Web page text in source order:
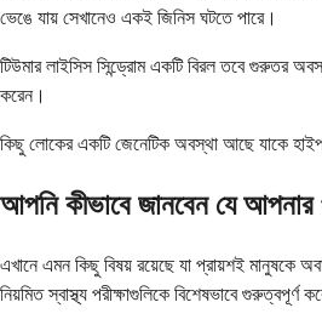
ভেঙে যায় সেখানেও একই জিনিস ঘটতে পারে।
টিউমার লাইসিস সিন্ড্রোম একটি বিরল তবে গুরুতর
করেন।
কিছু লোকের একটি জেনেটিক অবস্থা আছে যাকে
আপনি কীভাবে জানবেন যে আপনার
এখানে এমন কিছু বিষয় রয়েছে যা প্রায়শই মানুষকে
নিয়মিত স্বাস্থ্য পরীক্ষাগুলিকে বিশেষভাবে